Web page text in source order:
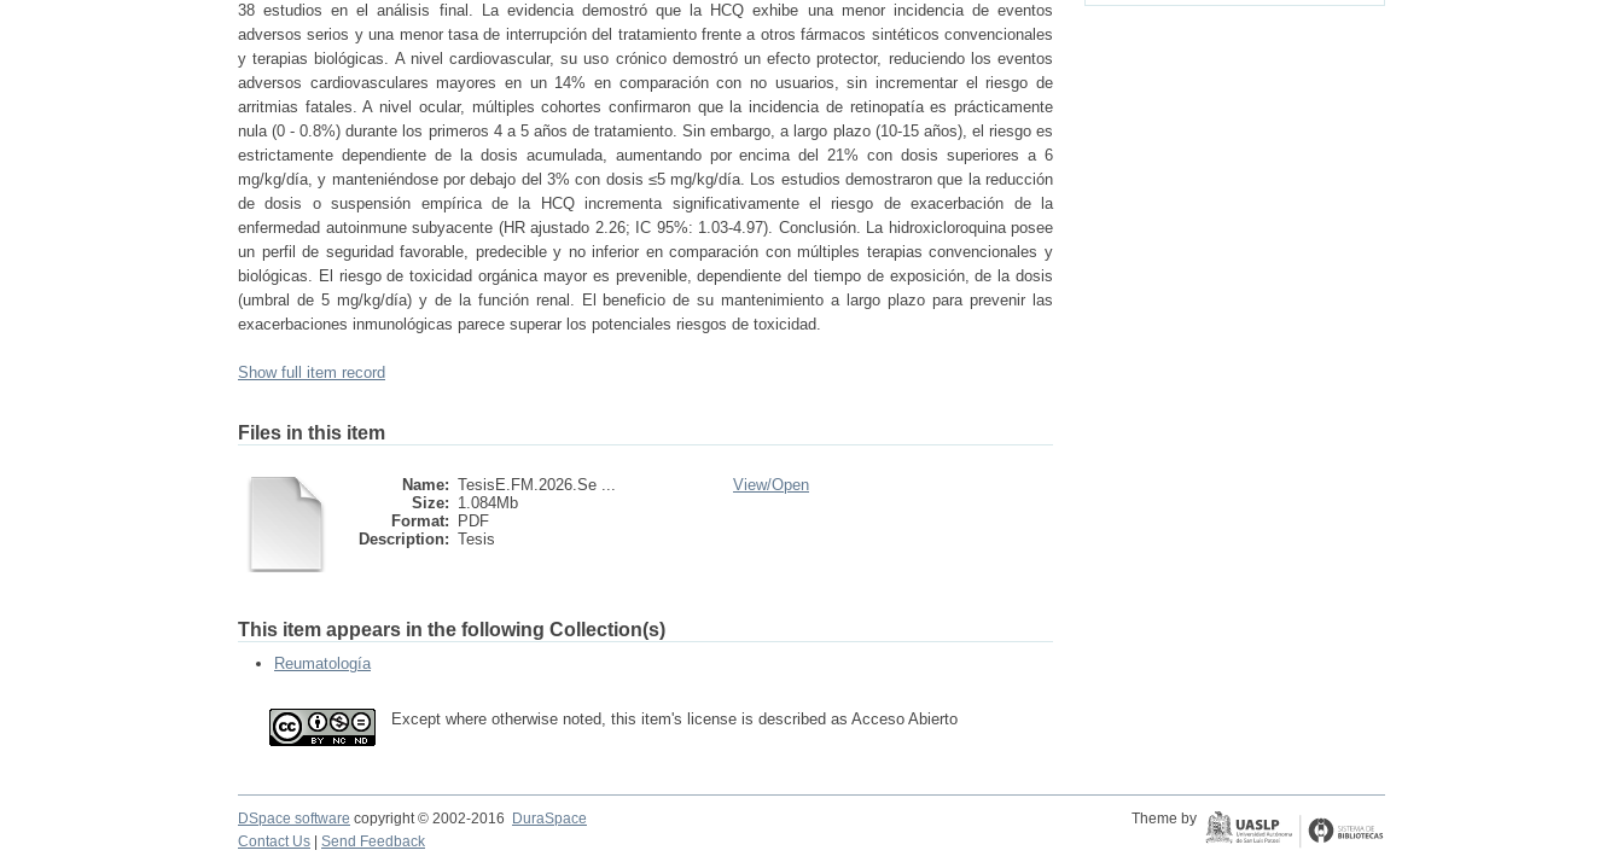
38 estudios en el análisis final. La evidencia demostró que la HCQ exhibe una menor incidencia de eventos
adversos serios y una menor tasa de interrupción del tratamiento frente a otros fármacos sintéticos convencionales
y terapias biológicas. A nivel cardiovascular, su uso crónico demostró un efecto protector, reduciendo los eventos
adversos cardiovasculares mayores en un 14% en comparación con no usuarios, sin incrementar el riesgo de
arritmias fatales. A nivel ocular, múltiples cohortes confirmaron que la incidencia de retinopatía es prácticamente
nula (0 - 0.8%) durante los primeros 4 a 5 años de tratamiento. Sin embargo, a largo plazo (10-15 años), el riesgo es
estrictamente dependiente de la dosis acumulada, aumentando por encima del 21% con dosis superiores a 6
mg/kg/día, y manteniéndose por debajo del 3% con dosis ≤5 mg/kg/día. Los estudios demostraron que la reducción
de dosis o suspensión empírica de la HCQ incrementa significativamente el riesgo de exacerbación de la
enfermedad autoinmune subyacente (HR ajustado 2.26; IC 95%: 1.03-4.97). Conclusión. La hidroxicloroquina posee
un perfil de seguridad favorable, predecible y no inferior en comparación con múltiples terapias convencionales y
biológicas. El riesgo de toxicidad orgánica mayor es prevenible, dependiente del tiempo de exposición, de la dosis
(umbral de 5 mg/kg/día) y de la función renal. El beneficio de su mantenimiento a largo plazo para prevenir las
exacerbaciones inmunológicas parece superar los potenciales riesgos de toxicidad.
Show full item record
Files in this item
Name: TesisE.FM.2026.Se ...
Size: 1.084Mb
Format:
PDF
Description: Tesis
View/Open
This item appears in the following Collection(s)
Reumatología
Except where otherwise noted, this item's license is described as Acceso Abierto
DSpace software copyright © 2002-2016 DuraSpace
Theme by
Contact Us
Send Feedback